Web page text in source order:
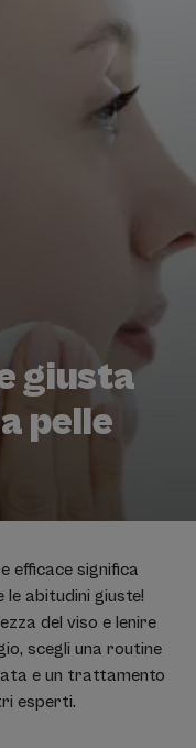
giusta
pelle
efficace significa
abitudini giuste!
del viso e lenire
scegli una routine
e un trattamento
esperti.